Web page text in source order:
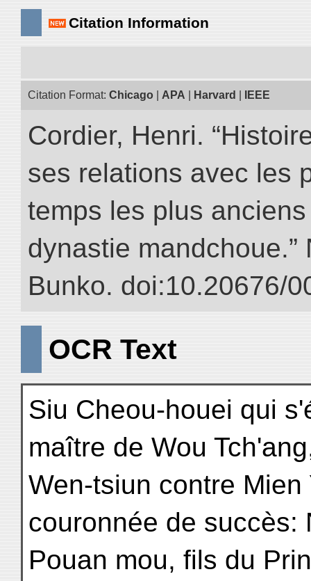
Citation Information
Citation Format: Chicago APA Harvard IEEE
Cordier, Henri.
ses relations avec les
temps les plus
dynastie mandchoue.”
Bunko. doi:10.20676/
OCR Text
Siu Cheou-houei qui
maître de Wou
Wen-tsiun contre
couronnée de succès:
Pouan mou, fils du